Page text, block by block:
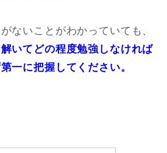
ないことがわかっていても、
いてどの程度勉強しなければ
一に把握してください。